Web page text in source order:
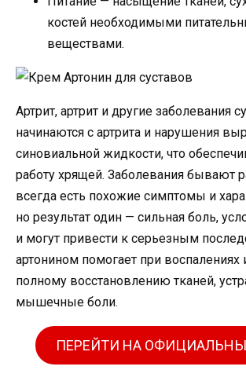
костей необходимыми
веществами.
Артрит, артрит и другие заболевания
начинаются с артрита и нарушения
синовиальной жидкости, что
работу хрящей. Заболевания бывают
всегда есть похожие симптомы и
но результат один — сильная боль,
и могут привести к серьезным
артонином помогает при воспалениях
полному восстановлению тканей,
мышечные боли.
ПЕРЕЙТИ НА